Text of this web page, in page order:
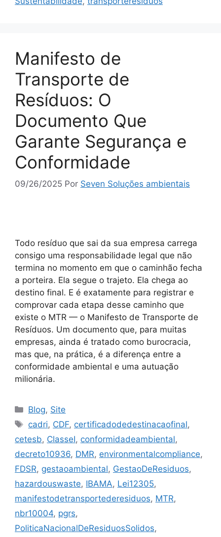
Manifesto de
Transporte de
Resíduos: O
Documento Que
Garante Segurança e
Conformidade
09/26/2025 Por Seven Soluções ambientais
Todo resíduo que sai da sua empresa carrega
consigo uma responsabilidade legal que não
termina no momento em que o caminhão fecha
a porteira. Ela segue o trajeto. Ela chega ao
destino final. E é exatamente para registrar e
comprovar cada etapa desse caminho que
existe o MTR — o Manifesto de Transporte de
Resíduos. Um documento que, para muitas
empresas, ainda é tratado como burocracia,
mas que, na prática, é a diferença entre a
conformidade ambiental e uma autuação
milionária.
Blog, Site
cadri, CDF, certificadodedestinacaofinal,
cetesb, ClasseI, conformidadeambiental,
decreto10936, DMR, environmentalcompliance,
FDSR, gestaoambiental, GestaoDeResiduos,
hazardouswaste, IBAMA, Lei12305,
manifestodetransportederesiduos, MTR,
nbr10004, pgrs,
PoliticaNacionalDeResiduosSolidos,